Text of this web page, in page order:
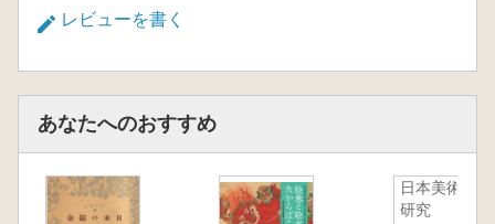
レビューを書く
あなたへのおすすめ
日本美術史
研究